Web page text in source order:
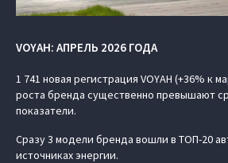
VOYAH: АПРЕЛЬ 2026 ГОДА
1 741 новая регистрация VOYAH (+36% к
роста бренда существенно превышают
показатели.
Сразу 3 модели бренда вошли в ТОП-20
источниках энергии.